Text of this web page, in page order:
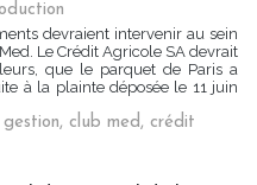
devraient intervenir au sein
Le Crédit Agricole SA devrait
que le parquet de Paris a
à la plainte déposée le 11 juin
, club med, crédit